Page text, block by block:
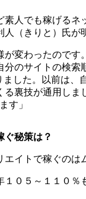
素人でも稼げるネ
（きりと）氏が
が変わったのです
分のサイトの検索
ました。以前は、
る裏技が通用しま
す」
ぐ秘策は？
エイトで稼ぐのは
１０５～１１０％